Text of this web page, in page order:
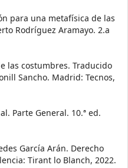
para una metafísica de las
Rodríguez Aramayo. 2.a
las costumbres. Traducido
Sancho. Madrid: Tecnos,
Parte General. 10.ª ed.
García Arán. Derecho
Tirant lo Blanch, 2022.